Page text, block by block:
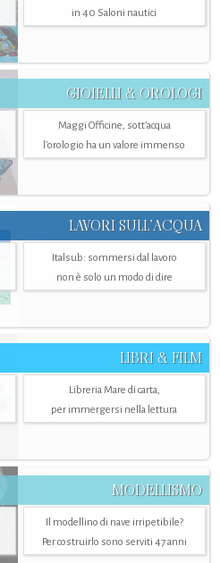
in 40 Saloni nautici
GIOIELLI & OROLOGI
Maggi Officine, sott’acqua
l'orologio ha un valore immenso
LAVORI SULL’ACQUA
Italsub: sommersi dal lavoro
non è solo un modo di dire
LIBRI & FILM
Libreria Mare di carta,
per immergersi nella lettura
MODELLISMO
Il modellino di nave irripetibile?
Per costruirlo sono serviti 47 anni